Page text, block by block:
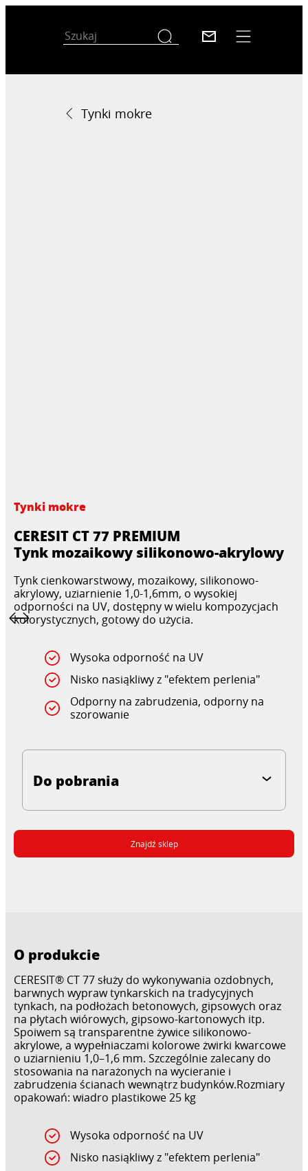
Tynki mokre
Tynki mokre
CERESIT CT 77 PREMIUM
Tynk mozaikowy silikonowo-akrylowy
Tynk cienkowarstwowy, mozaikowy, silikonowo-
akrylowy, uziarnienie 1,0-1,6mm, o wysokiej
odporności na UV, dostępny w wielu kompozycjach
kolorystycznych, gotowy do użycia.
Wysoka odporność na UV
Nisko nasiąkliwy z "efektem perlenia"
Odporny na zabrudzenia, odporny na
szorowanie
Do pobrania
Znajdź sklep
O produkcie
CERESIT® CT 77 służy do wykonywania ozdobnych,
barwnych wypraw tynkarskich na tradycyjnych
tynkach, na podłożach betonowych, gipsowych oraz
na płytach wiórowych, gipsowo-kartonowych itp.
Spoiwem są transparentne żywice silikonowo-
akrylowe, a wypełniaczami kolorowe żwirki kwarcowe
o uziarnieniu 1,0–1,6 mm. Szczególnie zalecany do
stosowania na narażonych na wycieranie i
zabrudzenia ścianach wewnątrz budynków.Rozmiary
opakowań: wiadro plastikowe 25 kg
Wysoka odporność na UV
Nisko nasiąkliwy z "efektem perlenia"